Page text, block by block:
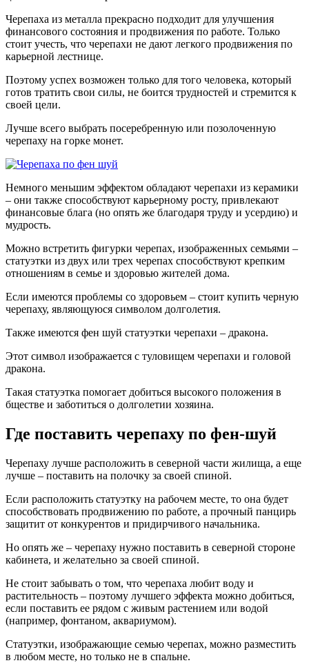
Черепаха из металла прекрасно подходит для улучшения
финансового состояния и продвижения по работе. Только
стоит учесть, что черепахи не дают легкого продвижения по
карьерной лестнице.
Поэтому успех возможен только для того человека, который
готов тратить свои силы, не боится трудностей и стремится к
своей цели.
Лучше всего выбрать посеребренную или позолоченную
черепаху на горке монет.
Немного меньшим эффектом обладают черепахи из керамики
– они также способствуют карьерному росту, привлекают
финансовые блага (но опять же благодаря труду и усердию) и
мудрость.
Можно встретить фигурки черепах, изображенных семьями –
статуэтки из двух или трех черепах способствуют крепким
отношениям в семье и здоровью жителей дома.
Если имеются проблемы со здоровьем – стоит купить черную
черепаху, являющуюся символом долголетия.
Также имеются фен шуй статуэтки черепахи – дракона.
Этот символ изображается с туловищем черепахи и головой
дракона.
Такая статуэтка помогает добиться высокого положения в
бществе и заботиться о долголетии хозяина.
Где поставить черепаху по фен-шуй
Черепаху лучше расположить в северной части жилища, а еще
лучше – поставить на полочку за своей спиной.
Если расположить статуэтку на рабочем месте, то она будет
способствовать продвижению по работе, а прочный панцирь
защитит от конкурентов и придирчивого начальника.
Но опять же – черепаху нужно поставить в северной стороне
кабинета, и желательно за своей спиной.
Не стоит забывать о том, что черепаха любит воду и
растительность – поэтому лучшего эффекта можно добиться,
если поставить ее рядом с живым растением или водой
(например, фонтаном, аквариумом).
Статуэтки, изображающие семью черепах, можно разместить
в любом месте, но только не в спальне.